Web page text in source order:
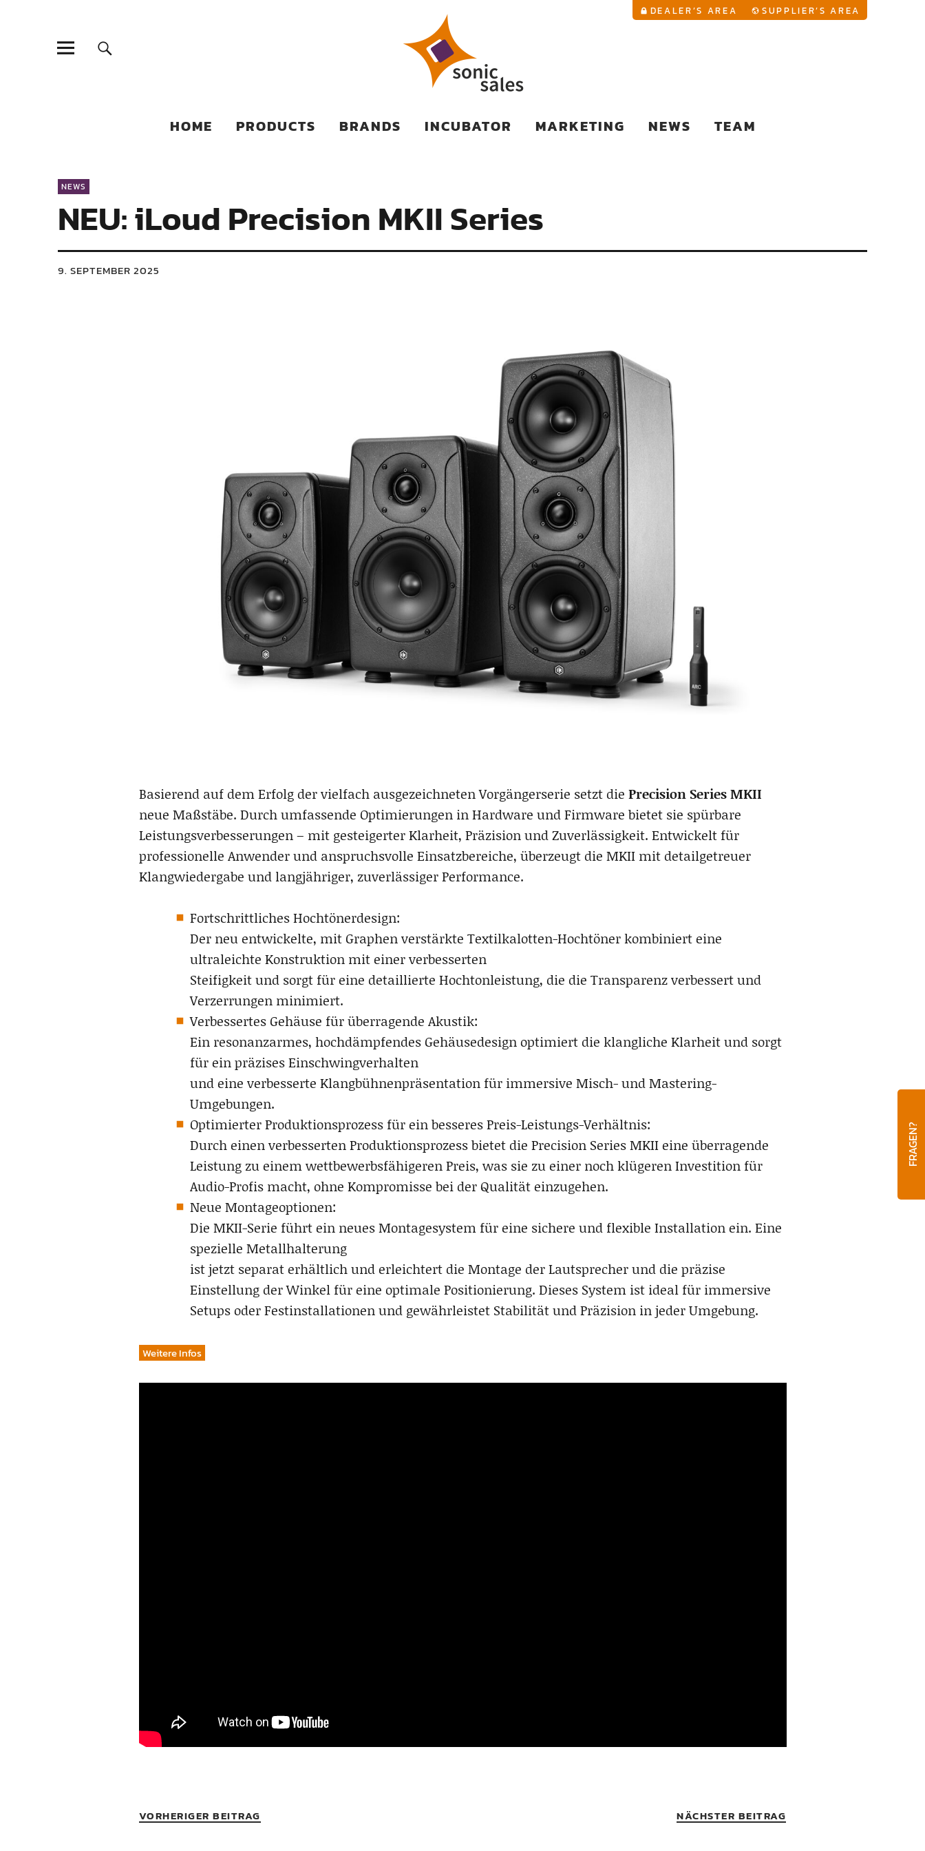
Sonic Sales
DEALER’S AREA SUPPLIER’S AREA
HOME PRODUCTS BRANDS INCUBATOR MARKETING NEWS TEAM
FRAGEN?
NEWS
NEU: iLoud Precision MKII Series
9. SEPTEMBER 2025
Basierend auf dem Erfolg der vielfach ausgezeichneten Vorgängerserie setzt die Precision Series MKII
neue Maßstäbe. Durch umfassende Optimierungen in Hardware und Firmware bietet sie spürbare
Leistungsverbesserungen – mit gesteigerter Klarheit, Präzision und Zuverlässigkeit. Entwickelt für
professionelle Anwender und anspruchsvolle Einsatzbereiche, überzeugt die MKII mit detailgetreuer
Klangwiedergabe und langjähriger, zuverlässiger Performance.
Fortschrittliches Hochtönerdesign:
Der neu entwickelte, mit Graphen verstärkte Textilkalotten-Hochtöner kombiniert eine
ultraleichte Konstruktion mit einer verbesserten
Steifigkeit und sorgt für eine detaillierte Hochtonleistung, die die Transparenz verbessert und
Verzerrungen minimiert.
Verbessertes Gehäuse für überragende Akustik:
Ein resonanzarmes, hochdämpfendes Gehäusedesign optimiert die klangliche Klarheit und sorgt
für ein präzises Einschwingverhalten
und eine verbesserte Klangbühnenpräsentation für immersive Misch- und Mastering-
Umgebungen.
Optimierter Produktionsprozess für ein besseres Preis-Leistungs-Verhältnis:
Durch einen verbesserten Produktionsprozess bietet die Precision Series MKII eine überragende
Leistung zu einem wettbewerbsfähigeren Preis, was sie zu einer noch klügeren Investition für
Audio-Profis macht, ohne Kompromisse bei der Qualität einzugehen.
Neue Montageoptionen:
Die MKII-Serie führt ein neues Montagesystem für eine sichere und flexible Installation ein. Eine
spezielle Metallhalterung
ist jetzt separat erhältlich und erleichtert die Montage der Lautsprecher und die präzise
Einstellung der Winkel für eine optimale Positionierung. Dieses System ist ideal für immersive
Setups oder Festinstallationen und gewährleistet Stabilität und Präzision in jeder Umgebung.
Weitere Infos
VORHERIGER BEITRAG NÄCHSTER BEITRAG